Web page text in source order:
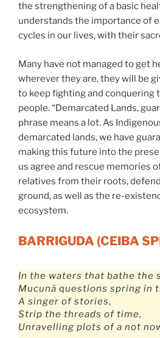
the strengthening of a basic
understands the importance of
cycles in our lives, with their
Many have not managed to get
wherever they are, they will be
to keep fighting and conquering
people. “Demarcated Lands,
phrase means a lot. As
demarcated lands, we have
making this future into the
us agree and rescue memories
relatives from their roots,
ground, as well as the re-
ecosystem.
BARRIGUDA (CEIBA
In the waters that bathe the
Mucunã questions spring in
A singer of stories,
Strip the threads of time,
Unravelling plots of a not